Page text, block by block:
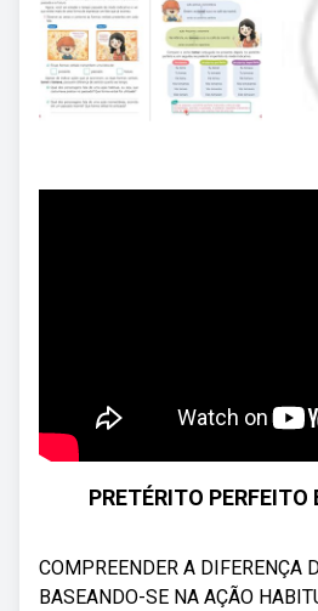
PRETÉRITO PERFEITO
COMPREENDER A DIFERENÇA
BASEANDO-SE NA AÇÃO